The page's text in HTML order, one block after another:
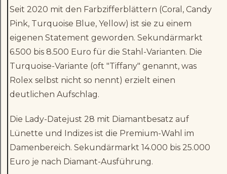
Seit 2020 mit den Farbzifferblättern (Coral, Candy
Pink, Turquoise Blue, Yellow) ist sie zu einem
eigenen Statement geworden. Sekundärmarkt
6.500 bis 8.500 Euro für die Stahl-Varianten. Die
Turquoise-Variante (oft "Tiffany" genannt, was
Rolex selbst nicht so nennt) erzielt einen
deutlichen Aufschlag.
Die Lady-Datejust 28 mit Diamantbesatz auf
Lünette und Indizes ist die Premium-Wahl im
Damenbereich. Sekundärmarkt 14.000 bis 25.000
Euro je nach Diamant-Ausführung.